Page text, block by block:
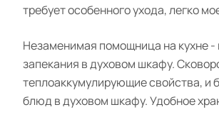
требует особенного ухода, легко
Незаменимая помощница на кухне -
запекания в духовом шкафу.
теплоаккумулирующие свойства, и
блюд в духовом шкафу. Удобное